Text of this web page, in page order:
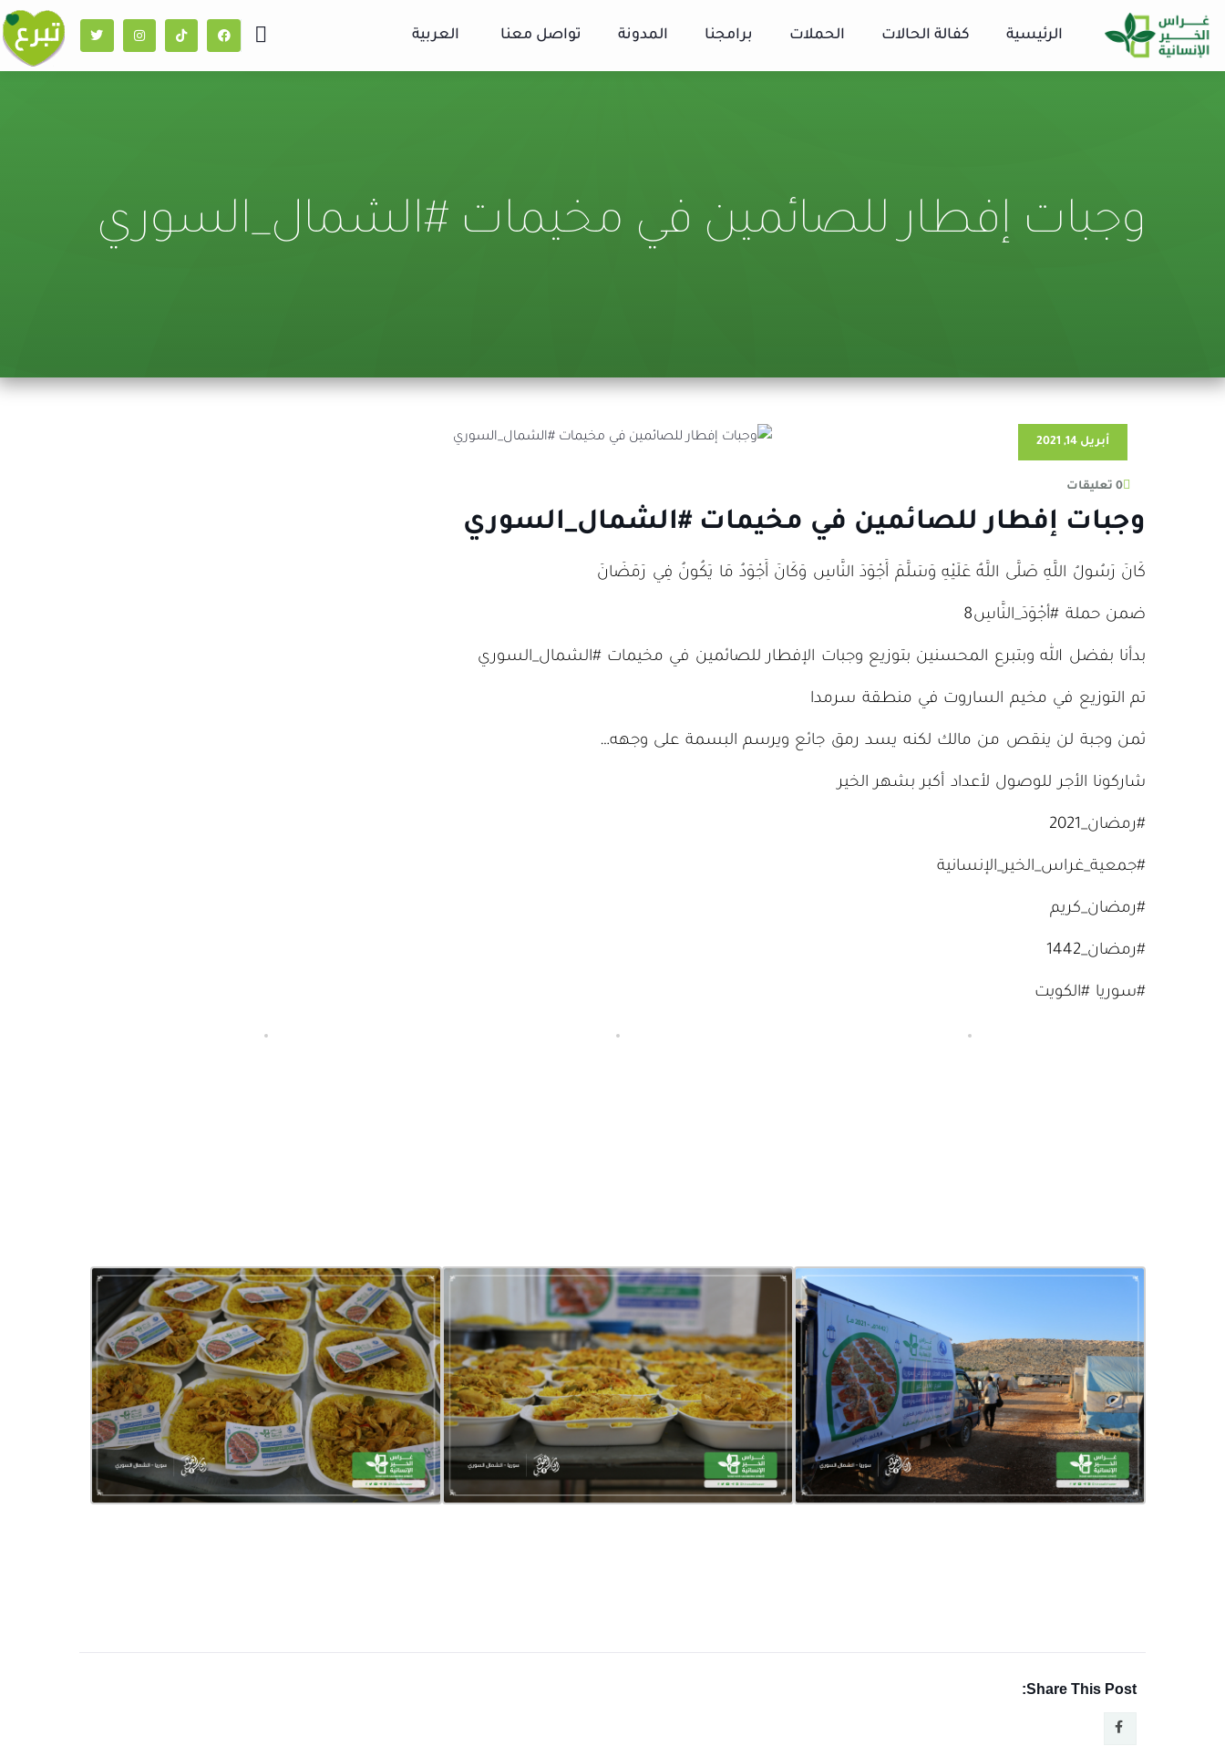
الرئيسية كفالة الحالات الحملات برامجنا المدونة تواصل معنا العربية
وجبات إفطار للصائمين في مخيمات #الشمال_السوري
أبريل 14, 2021
0 تعليقات
وجبات إفطار للصائمين في مخيمات #الشمال_السوري
كَانَ رَسُولُ اللَّهِ صَلَّى اللَّهُ عَلَيْهِ وَسَلَّمَ أَجْوَدَ النَّاسِ وَكَانَ أَجْوَدُ مَا يَكُونُ فِي رَمَضَانَ
ضمن حملة #أجْوَدَ_النَّاسِ8
بدأنا بفضل الله وبتبرع المحسنين بتوزيع وجبات الإفطار للصائمين في مخيمات #الشمال_السوري
تم التوزيع في مخيم الساروت في منطقة سرمدا
ثمن وجبة لن ينقص من مالك لكنه يسد رمق جائع ويرسم البسمة على وجهه…
شاركونا الأجر للوصول لأعداد أكبر بشهر الخير
#رمضان_2021
#جمعية_غراس_الخير_الإنسانية
#رمضان_كريم
#رمضان_1442
#سوريا #الكويت
Share This Post: